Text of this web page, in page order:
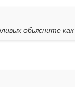
обьясните